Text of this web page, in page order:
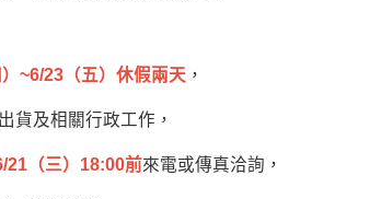
~6/23（五）休假兩天，
貨及相關行政工作，
21（三）18:00前來電或傳真洽詢，